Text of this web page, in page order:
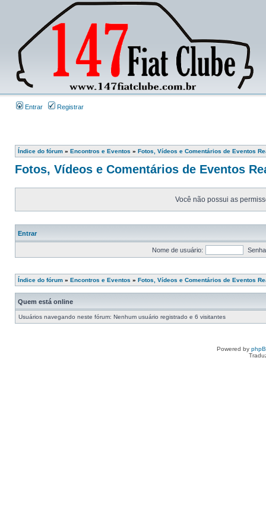
Entrar Registrar
Índice do fórum » Encontros e Eventos » Fotos, Vídeos e Comentários de Eventos
Fotos, Vídeos e Comentários de Eventos
Você não possui as
Entrar
Nome de usuário:
Índice do fórum » Encontros e Eventos » Fotos, Vídeos e Comentários de Eventos
Quem está online
Usuários navegando neste fórum: Nenhum usuário registrado e 6 visitantes
Powered by